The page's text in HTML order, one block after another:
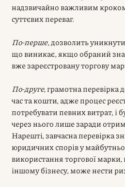
надзвичайно важливим
суттєвих переваг.
По-перше, дозволить
що виникає, якщо обраний
вже зареєстровану торгову
По-друге,грамотна
час та кошти, адже процес
потребувати певних витрат, і
через нього лише заради
Нарешті, завчасна перевірка
юридичних спорів у
використання торгової
іншому бізнесу, може нести